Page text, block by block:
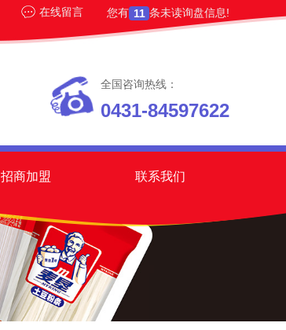
在线留言 您有 11 条未读询盘信息!
全国咨询热线：
0431-84597622
招商加盟 联系我们